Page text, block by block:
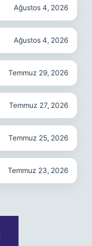
Ağustos 4, 2026
Ağustos 4, 2026
Temmuz 29, 2026
Temmuz 27, 2026
Temmuz 25, 2026
Temmuz 23, 2026